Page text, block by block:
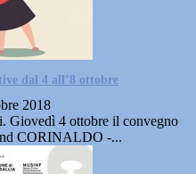
dal 4 all’8 ottobre
2018
Giovedì 4 ottobre il convegno
CORINALDO -...